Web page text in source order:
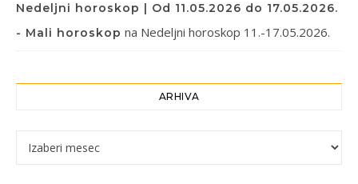
Nedeljni horoskop | Od 11.05.2026 do 17.05.2026.
- Mali horoskop na Nedeljni horoskop 11.-17.05.2026.
ARHIVA
Arhiva